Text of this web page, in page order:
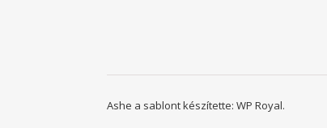
Ashe a sablont készítette: WP Royal.